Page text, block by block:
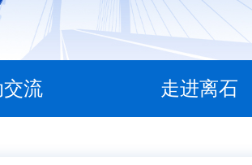
流 走进离石